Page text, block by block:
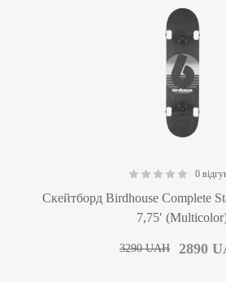
0
Скейтборд Birdhouse Complete
7,75′
2890
3290UAH